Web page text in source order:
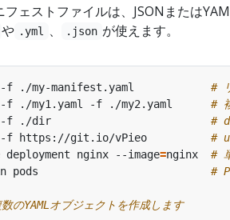
ェストファイルは、JSONまたは
や .yml 、 .json が使えます。
-f ./my-manifest.yaml #
-f ./my1.yaml -f ./my2.yaml #
apply -f ./dir #
-f https://git.io/vPieo #
nginx --image=nginx #
explain pods #
のYAMLオブジェクトを作成します